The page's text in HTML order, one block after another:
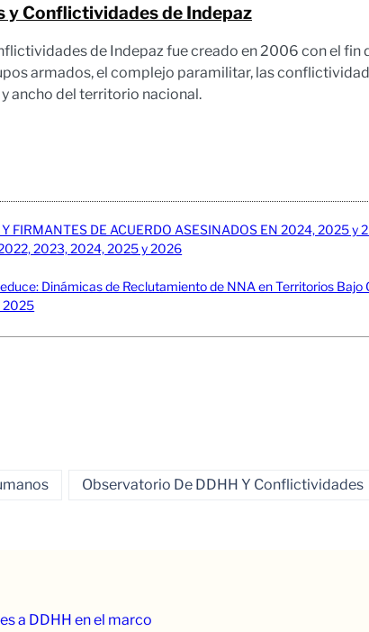
y Conflictividades de Indepaz
de Indepaz fue creado en 2006 con el
armados, el complejo paramilitar, las
ancho del territorio nacional.
Y FIRMANTES DE ACUERDO ASESINADOS EN 2024, 2025 y
2023, 2024, 2025 y 2026
Dinámicas de Reclutamiento de NNA en Territorios Bajo
2025
Observatorio De DDHH Y Conflictividades
a DDHH en el marco